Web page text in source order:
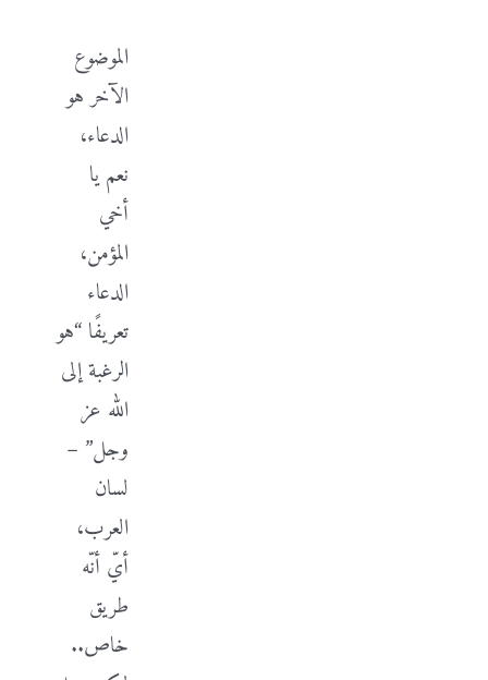
الموضوع
الآخر هو
الدعاء،
نعم يا
أخي
المؤمن،
الدعاء
تعريفًا “هو
الرغبة إلى
الله عز
وجل” –
لسان
العرب،
أيّ أنّه
طريق
خاص..